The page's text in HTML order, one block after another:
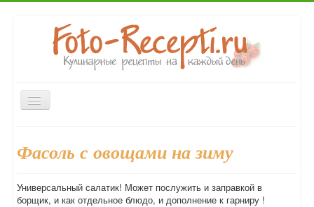
Включить/
выключить
Десерты
Выпечка Напитки Консервирование
Фасоль с овощами на зиму
Универсальный салатик! Может послужить и заправкой в
борщик, и как отдельное блюдо, и дополнение к гарниру !